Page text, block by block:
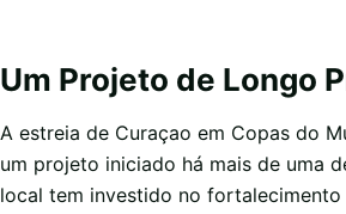
Um Projeto de Longo
A estreia de Curaçao em Copas do
um projeto iniciado há mais de uma
local tem investido no fortalecimento